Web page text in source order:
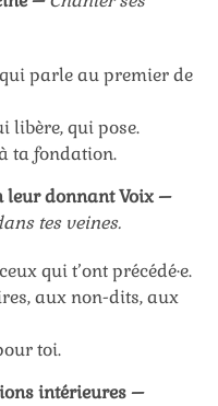
parle au premier de
libère, qui pose.
ta fondation.
leur donnant Voix –
tes veines.
qui t’ont précédé·e.
aux non-dits, aux
toi.
intérieures –